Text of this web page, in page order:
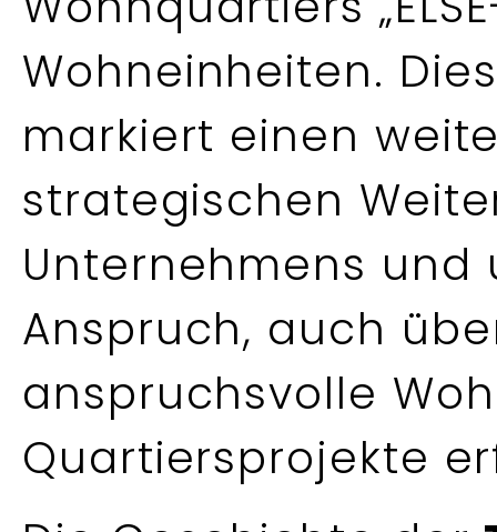
Wohneinheiten.
markiert einen
strategischen
Unternehmens
Anspruch, auch
anspruchsvolle
Quartiersprojekte